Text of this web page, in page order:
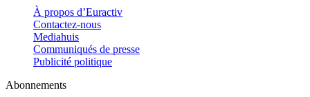
À propos d’Euractiv
Contactez-nous
Mediahuis
Communiqués de presse
Publicité politique
Abonnements